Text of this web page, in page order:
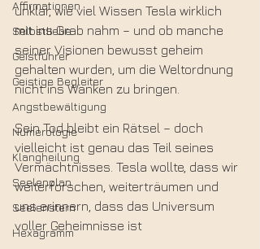
Affirmationen
Selbstliebe
Geistführer
Geistige Begleiter
Angstbewältigung
Numerologie
Klangheilung
Seelenplan
Seelenstern
Hexagramm
unklar, wie viel Wissen Tesla wirklich
mit ins Grab nahm – und ob manche
seiner Visionen bewusst geheim
gehalten wurden, um die Weltordnung
nicht ins Wanken zu bringen.
Sein Tod bleibt ein Rätsel – doch
vielleicht ist genau das Teil seines
Vermächtnisses. Tesla wollte, dass wir
weiterforschen, weiterträumen und
uns erinnern, dass das Universum
voller Geheimnisse ist